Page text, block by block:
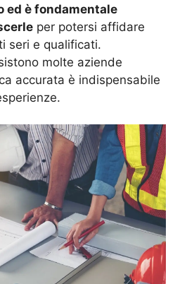
ed è fondamentale
per potersi affidare
seri e qualificati.
molte aziende
accurata è indispensabile